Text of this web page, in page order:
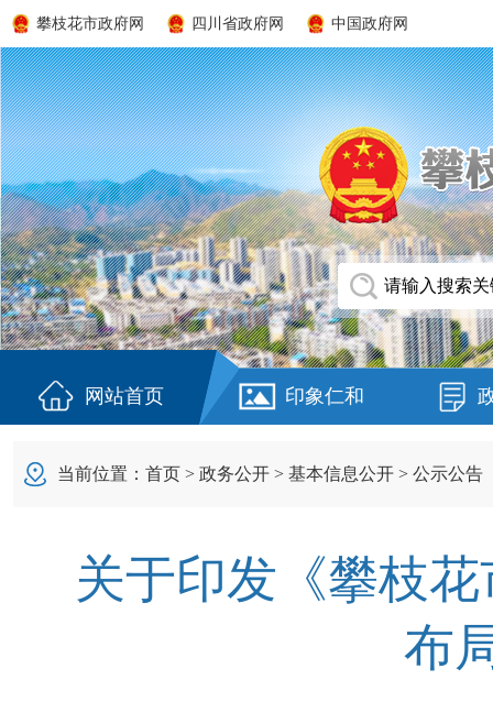
攀枝花市政府网 四川省政府网 中国政府网
网站首页 印象仁和
当前位置： 首页 > 政务公开 > 基本信息公开 > 公示公告
关于印发《攀枝
布